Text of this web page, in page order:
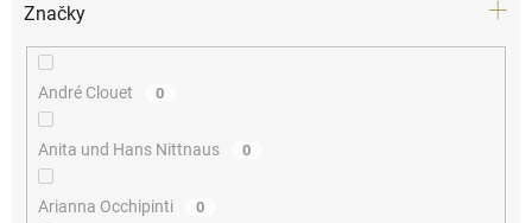
Značky
André Clouet 0
Anita und Hans Nittnaus 0
Arianna Occhipinti 0